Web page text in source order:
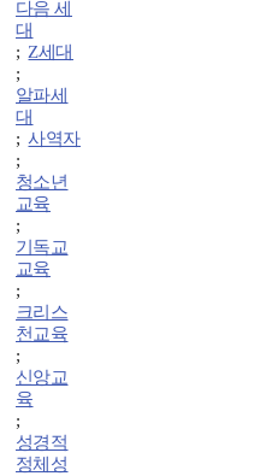
다음 세
대
;Z세대
;
알파세
대
;사역자
;
청소년
교육
;
기독교
교육
;
크리스
천교육
;
신앙교
육
;
성경적
정체성